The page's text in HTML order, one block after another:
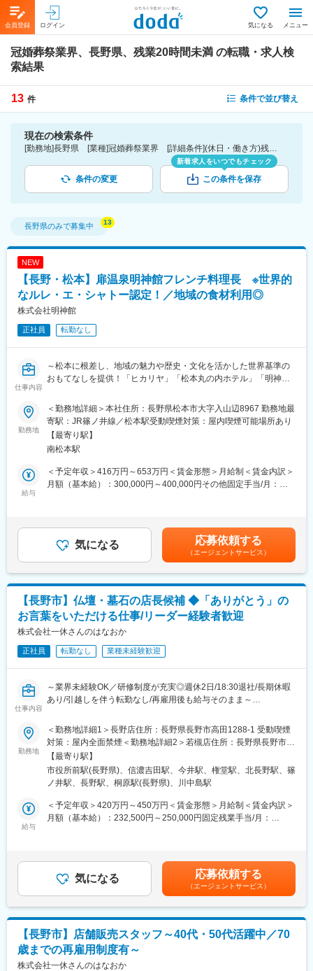
会員登録 ログイン 気になる メニュー
冠婚葬祭業界、長野県、残業20時間未満 の転職・求人検
索結果
13 件 条件で並び替え
現在の検索条件
[勤務地]長野県 [業種]冠婚葬祭業界 [詳細条件](休日・働き方)残業20時間未満
条件の変更
新着求人をいつでもチェック
この条件を保存
長野県のみで募集中
NEW
【長野・松本】扉温泉明神館フレンチ料理長 ※世界的
なルレ・エ・シャトー認定！／地域の食材利用◎
株式会社明神館
正社員 転勤なし
仕事内容
～松本に根差し、地域の魅力や歴史・文化を活かした世界基準の
おもてなしを提供！「ヒカリヤ」「松本丸の内ホテル」「明神
■職務内容
扉温泉明神館の「ナチュレフレンチ菜」（フレンチ料理）にて料
理長としてご勤務いただきます。 ご経験によりお任せする内容は
変わりますが、メニューの考案、食材の仕入れ、原価管理、人材
教育等の業務にも携わっていただきます。
お仕事です。世界的なホテル・レストランの会員組織『ルレ・
エ・シャトー』のクオリティのナチュラルフレンチや日本料理を
提供しております。
■施設の魅力・特徴
標高1,050m・八ヶ岳中信高原国定公園の大自然の中に佇み、自然
の恵みや自分を取り戻すような癒しを感じられる「和のリゾー
ト」の『扉温泉 明神館』です！厳格な審査をクリアしたホテル・
レストランだけが認められる「ルレ・エ・シャトー」に認定！日
本では稀有であり、全国各地のお客様にご利用いただいておりま
■扉グループの魅力・特徴
当社は『Sense of Place（その土地の感覚が味わえるウェルネス
リゾート）』をコンセプトに、旅館・ホテル・レストラン・ウエ
ディング・古民家宿泊・福祉事業所などを展開！グループ全体の
◎『扉温泉 明神館』や、松本城に最も近くて松本の歴史を感じら
れる『松本丸の内ホテル』、130年以上前に建てられた名門商家
総料理長のもと、「扉温泉明神館」での勤務がメインとなります
が、グループ内の「ヒカリヤニシ」での業務をお願いする場合も
ございます。
勤務地
＜勤務地詳細＞本社住所：長野県松本市大字入山辺8967 勤務地最
寄駅：JR篠ノ井線／松本駅受動喫煙対策：屋内喫煙可能場所あり
【最寄り駅】
南松本駅
給与
＜予定年収＞416万円～653万円＜賃金形態＞月給制＜賃金内訳＞
月額（基本給）：300,000円～400,000円その他固定手当/月：
＞有＜残業手当＞有＜給与補足＞■昇給：あり■賞与：あり賃金は
あくまでも目安の金額であり、選考を通じて上下する可能性があ
ります。月給(月額)は固定手当を含めた表記です。
気になる 応募依頼する
（エージェントサービス）
【長野市】仏壇・墓石の店長候補 ◆「ありがとう」の
お言葉をいただける仕事/リーダー経験者歓迎
株式会社一休さんのはなおか
正社員 転勤なし 業種未経験歓迎
仕事内容
～業界未経験OK／研修制度が充実◎週休2日/18:30退社/長期休暇
あり/引越しを伴う転勤なし/再雇用後も給与そのまま～
■採用背景
当社は、昭和38年の創業時より地元の皆さまに親しまれ供養の専
門店としてこれまで続けてまいりました。
お客様が「心の豊かさと仕合せな暮らし」を実現するためのお手
伝いをおります。
■職務概要
仏壇・墓地・霊園等の販売事業を行う当社にて、来店頂くお客様
■具体的な業務内容
◎チラシやSNS、地域イベントなどの販促活動
◎少人数チームのマネジメント（1店舗3～5名）など
■職務の特徴
勤務地
＜勤務地詳細1＞長野店住所：長野県長野市高田1288-1 受動喫煙
対策：屋内全面禁煙＜勤務地詳細2＞若槻店住所：長野県長野市稲
田1-34-4 受動喫煙対策：屋内全面禁煙＜勤務地詳細3＞川中島店
住所：長野県長野市川中島町原465-2 受動喫煙対策：屋内全面禁
煙変更の範囲：会社の定める事業所
【最寄り駅】
市役所前駅(長野県)、信濃吉田駅、今井駅、権堂駅、北長野駅、篠
ノ井駅、長野駅、桐原駅(長野県)、川中島駅
給与
＜予定年収＞420万円～450万円＜賃金形態＞月給制＜賃金内訳＞
月額（基本給）：232,500円～250,000円固定残業手当/月：
ル年収▼店長3年目／年収617万円（月給40万円（手当含む）＋賞
与2回（60万円）＋特別報酬（70万円） ▼店長15年目／年収1064
万円（月給60円（手当含む）＋賞与2回（144万円）＋特別報酬
（200万円）■キャリアアップ店長（1等級～3等級)→スーパーバ
イザー（4等級)→役員賃金はあくまでも目安の金額であり、選考
を通じて上下する可能性があります。月給(月額)は固定手当を含め
た表記です。
気になる 応募依頼する
（エージェントサービス）
【長野市】店舗販売スタッフ～40代・50代活躍中／70
歳までの再雇用制度有～
株式会社一休さんのはなおか